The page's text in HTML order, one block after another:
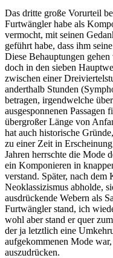
Das dritte große Vorurteil
Furtwängler habe als
vermocht, mit seinen
geführt habe, dass ihm
Diese Behauptungen
doch in den sieben
zwischen einer
anderthalb Stunden
betragen, irgendwelche
ausgesponnenen
übergroßer Länge von
hat auch historische
zu einer Zeit in
Jahren herrschte die Mode
ein Komponieren in
verstand. Später, nach
Neoklassizismus abholde,
ausdrückende Webern als
Furtwängler stand, ich
wohl aber stand er quer
der ja letztlich eine
aufgekommenen Mode
auszudrücken.